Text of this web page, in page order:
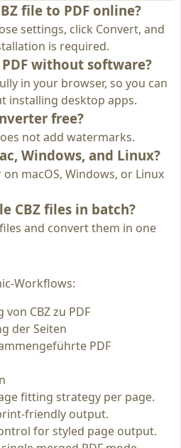
file to PDF online?
settings, click Convert, and
is required.
without software?
in your browser, so you can
installing desktop apps.
free?
not add watermarks.
Windows, and Linux?
macOS, Windows, or Linux
CBZ files in batch?
and convert them in one
Workflows:
CBZ zu PDF
der Seiten
PDF
fitting strategy per page.
friendly output.
for styled page output.